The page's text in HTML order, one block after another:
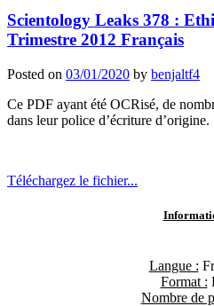
Scientology Leaks 378 :
Trimestre 2012 Français
Posted on 03/01/2020 by benjaltf4
Ce PDF ayant été OCRisé, de
dans leur police d’écriture d’origine.
Téléchargez le fichier...
Langue :
Format :
Nombre de